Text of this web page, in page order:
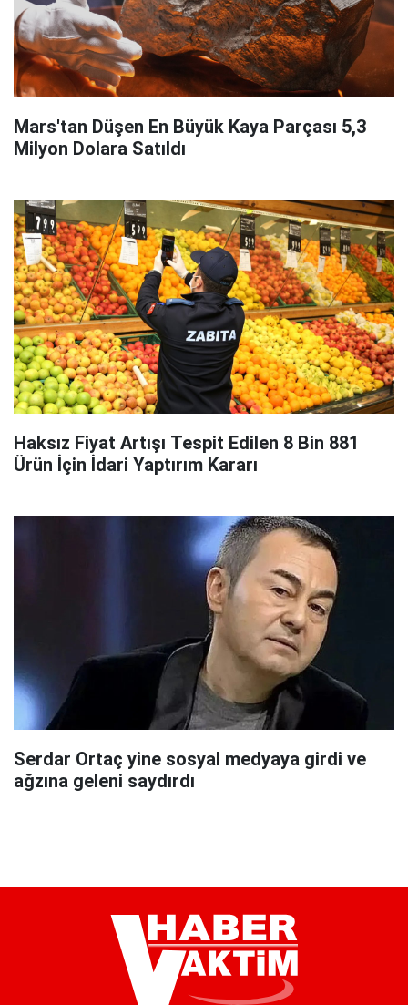
Mars'tan Düşen En Büyük Kaya Parçası 5,3
Milyon Dolara Satıldı
Haksız Fiyat Artışı Tespit Edilen 8 Bin 881
Ürün İçin İdari Yaptırım Kararı
Serdar Ortaç yine sosyal medyaya girdi ve
ağzına geleni saydırdı